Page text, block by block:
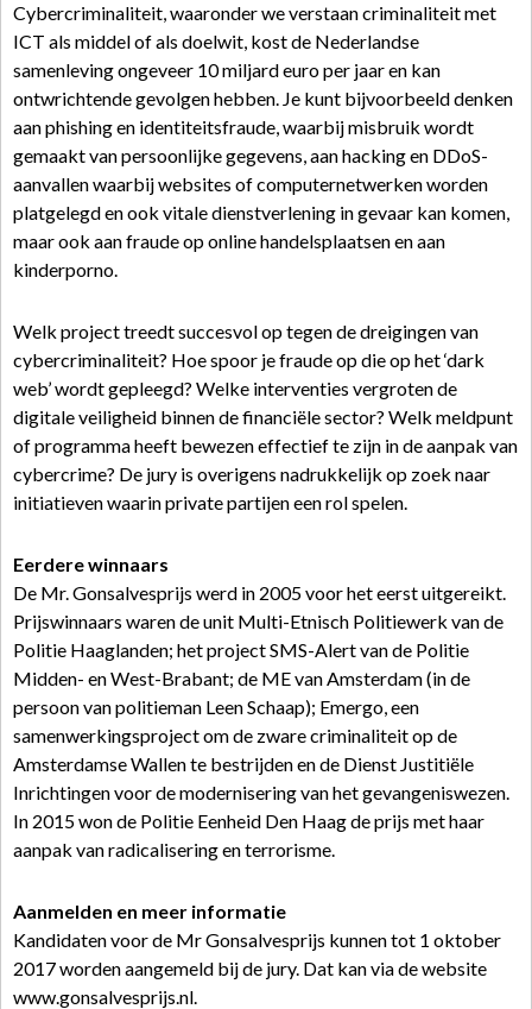
Cybercriminaliteit, waaronder we verstaan criminaliteit met
ICT als middel of als doelwit, kost de Nederlandse
samenleving ongeveer 10 miljard euro per jaar en kan
ontwrichtende gevolgen hebben. Je kunt bijvoorbeeld denken
aan phishing en identiteitsfraude, waarbij misbruik wordt
gemaakt van persoonlijke gegevens, aan hacking en DDoS-
aanvallen waarbij websites of computernetwerken worden
platgelegd en ook vitale dienstverlening in gevaar kan komen,
maar ook aan fraude op online handelsplaatsen en aan
kinderporno.
Welk project treedt succesvol op tegen de dreigingen van
cybercriminaliteit? Hoe spoor je fraude op die op het ‘dark
web’ wordt gepleegd? Welke interventies vergroten de
digitale veiligheid binnen de financiële sector? Welk meldpunt
of programma heeft bewezen effectief te zijn in de aanpak van
cybercrime? De jury is overigens nadrukkelijk op zoek naar
initiatieven waarin private partijen een rol spelen.
Eerdere winnaars
De Mr. Gonsalvesprijs werd in 2005 voor het eerst uitgereikt.
Prijswinnaars waren de unit Multi-Etnisch Politiewerk van de
Politie Haaglanden; het project SMS-Alert van de Politie
Midden- en West-Brabant; de ME van Amsterdam (in de
persoon van politieman Leen Schaap); Emergo, een
samenwerkingsproject om de zware criminaliteit op de
Amsterdamse Wallen te bestrijden en de Dienst Justitiële
Inrichtingen voor de modernisering van het gevangeniswezen.
In 2015 won de Politie Eenheid Den Haag de prijs met haar
aanpak van radicalisering en terrorisme.
Aanmelden en meer informatie
Kandidaten voor de Mr Gonsalvesprijs kunnen tot 1 oktober
2017 worden aangemeld bij de jury. Dat kan via de website
www.gonsalvesprijs.nl.